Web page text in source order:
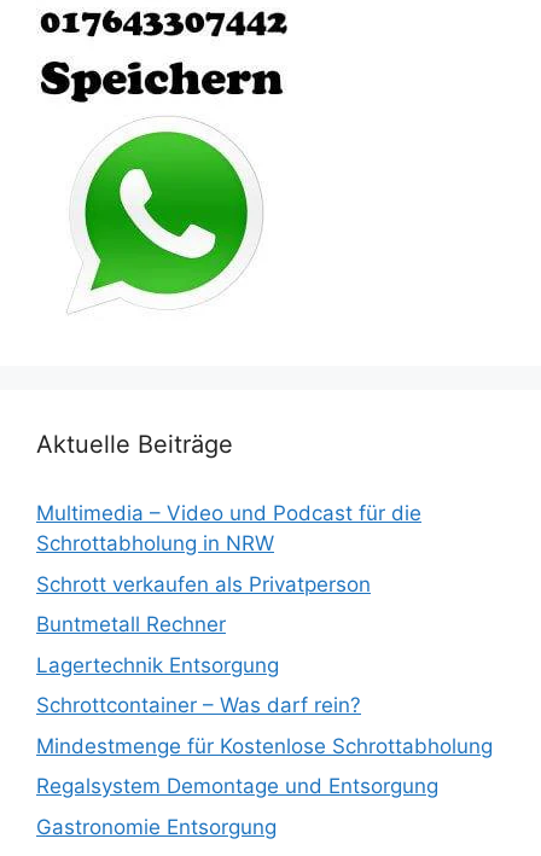
Aktuelle Beiträge
Multimedia – Video und Podcast für die
Schrottabholung in NRW
Schrott verkaufen als Privatperson
Buntmetall Rechner
Lagertechnik Entsorgung
Schrottcontainer – Was darf rein?
Mindestmenge für Kostenlose Schrottabholung
Regalsystem Demontage und Entsorgung
Gastronomie Entsorgung